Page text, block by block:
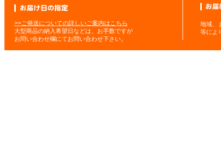
>>ご発送についての詳しいご案内はこちら
大型商品の納入希望日などは、お手数ですが
お問い合わせ欄にてお問い合わせ下さい。
地域、
等によ